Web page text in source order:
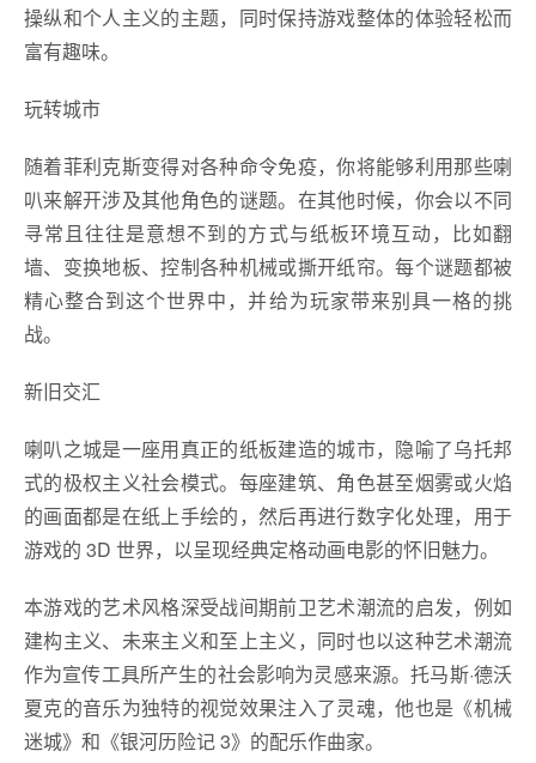
操纵和个人主义的主题，同时保持游戏整体的体验轻松而
富有趣味。
玩转城市
随着菲利克斯变得对各种命令免疫，你将能够利用那些喇
叭来解开涉及其他角色的谜题。在其他时候，你会以不同
寻常且往往是意想不到的方式与纸板环境互动，比如翻
墙、变换地板、控制各种机械或撕开纸帘。每个谜题都被
精心整合到这个世界中，并给为玩家带来别具一格的挑
战。
新旧交汇
喇叭之城是一座用真正的纸板建造的城市，隐喻了乌托邦
式的极权主义社会模式。每座建筑、角色甚至烟雾或火焰
的画面都是在纸上手绘的，然后再进行数字化处理，用于
游戏的 3D 世界，以呈现经典定格动画电影的怀旧魅力。
本游戏的艺术风格深受战间期前卫艺术潮流的启发，例如
建构主义、未来主义和至上主义，同时也以这种艺术潮流
作为宣传工具所产生的社会影响为灵感来源。托马斯·德沃
夏克的音乐为独特的视觉效果注入了灵魂，他也是《机械
迷城》和《银河历险记 3》的配乐作曲家。